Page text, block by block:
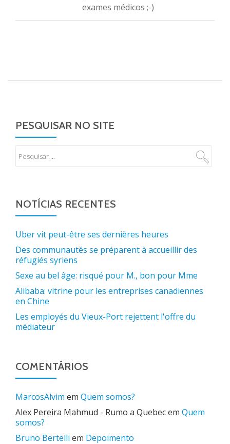
exames médicos ;-)
PESQUISAR NO SITE
NOTÍCIAS RECENTES
Uber vit peut-être ses dernières heures
Des communautés se préparent à accueillir des
réfugiés syriens
Sexe au bel âge: risqué pour M., bon pour Mme
Alibaba: vitrine pour les entreprises canadiennes
en Chine
Les employés du Vieux-Port rejettent l'offre du
médiateur
COMENTÁRIOS
MarcosAlvim em Quem somos?
Alex Pereira Mahmud - Rumo a Quebecem Quem
somos?
Bruno Bertelli em Depoimento